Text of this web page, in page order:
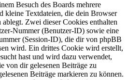
Besuch des Boards mehrere
kleine Textdateien, die dein Browser
ablegt. Zwei dieser Cookies enthalten
Nummer (Benutzer-ID) sowie eine
(Session-ID), die dir von phpBB
wird. Ein drittes Cookie wird erstellt,
hast und wird dazu verwendet,
von dir gelesenen Beiträge zu
Beiträge markieren zu können.